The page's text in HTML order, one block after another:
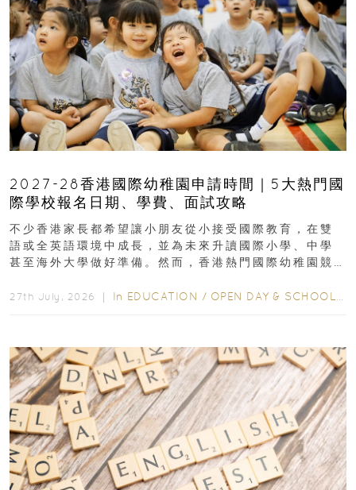
2027-28香港國際幼稚園申請時間｜5大熱門國
際學校報名日期、學費、面試攻略
不少香港家長都希望讓小朋友從小接受國際教育，在雙
語或全英語環境中成長，並為未來升讀國際小學、中學
甚至海外大學做好準備。然而，香港熱門國際幼稚園競
27th July, 2026 ｜ In EDUCATION / OPEN DAY & SCHOOL EVENTS